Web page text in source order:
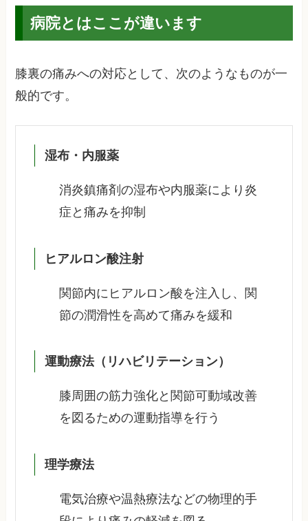
病院とはここが違います
膝裏の痛みへの対応として、次のようなものが一
般的です。
湿布・内服薬
消炎鎮痛剤の湿布や内服薬により炎
症と痛みを抑制
ヒアルロン酸注射
関節内にヒアルロン酸を注入し、関
節の潤滑性を高めて痛みを緩和
運動療法（リハビリテーション）
膝周囲の筋力強化と関節可動域改善
を図るための運動指導を行う
理学療法
電気治療や温熱療法などの物理的手